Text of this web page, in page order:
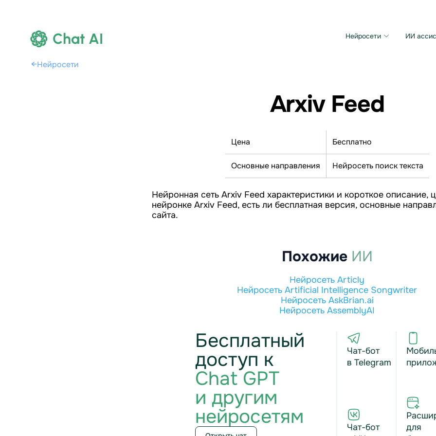
Chat AI Нейросети ИИ
←Нейросети
Arxiv Feed
Цена Бесплатно
Основные направления Нейросеть поиск текста
Нейронная сеть Arxiv Feed характеристики и короткое описание,
нейронке Arxiv Feed, есть ли бесплатная версия, основные
сайта.
Похожие ИИ
Нейросеть Articly
Нейросеть Artificial Intelligence Songwriter
Нейросеть AskBrian.ai
Нейросеть AssemblyAI
Бесплатный
доступ к
Chat GPT
и другим
нейросетям
Чат-бот
в Telegram
Чат-бот
для